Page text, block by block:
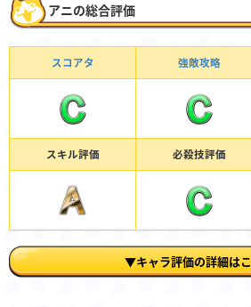
アニの総合評価
スコアタ 強敵攻略
スキル評価 必殺技評価
▼キャラ評価の詳細は